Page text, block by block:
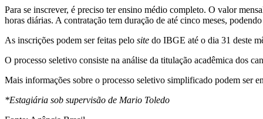
Para se inscrever, é preciso ter ensino médio completo. O valor
horas diárias. A contratação tem duração de até cinco meses,
As inscrições podem ser feitas pelo site do IBGE até o dia 31 deste
O processo seletivo consiste na análise da titulação acadêmica dos
Mais informações sobre o processo seletivo simplificado podem ser
*Estagiária sob supervisão de Mario Toledo